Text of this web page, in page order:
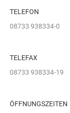
TELEFON
08733 938334-0
TELEFAX
08733 938334-19
ÖFFNUNGSZEITEN